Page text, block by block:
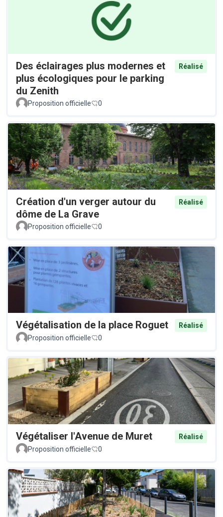
Des éclairages plus modernes et
plus écologiques pour le parking
du Zenith
Réalisé
Proposition officielle 0
Création d'un verger autour du
dôme de La Grave
Réalisé
Proposition officielle 0
Végétalisation de la place Roguet
Réalisé
Proposition officielle
0
Végétaliser l'Avenue de Muret
Réalisé
Proposition officielle
0